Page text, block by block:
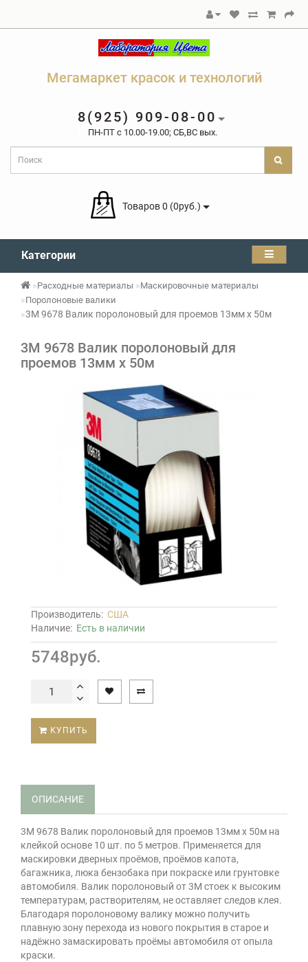
Мегамаркет красок и технологий
8(925) 909-08-00
ПН-ПТ c 10.00-19.00; СБ,ВС вых.
Товаров 0 (0руб.)
Категории
Расходные материалы
Маскировочные материалы
Поролоновые валики
3М 9678 Валик поролоновый для проемов 13мм х 50м
3М 9678 Валик поролоновый для
проемов 13мм х 50м
Производитель: США
Наличие: Есть в наличии
5748руб.
КУПИТЬ
ОПИСАНИЕ
3М 9678 Валик поролоновый для проемов 13мм х 50м на
клейкой основе 10 шт. по 5 метров. Применяется для
маскировки дверных проёмов, проёмов капота,
багажника, люка бензобака при покраске или грунтовке
автомобиля. Валик поролоновый от 3М стоек к высоким
температурам, растворителям, не оставляет следов клея.
Благодаря поролоновому валику можно получить
плавную зону перехода из нового покрытия в старое и
надёжно замаскировать проёмы автомобиля от опыла
краски.